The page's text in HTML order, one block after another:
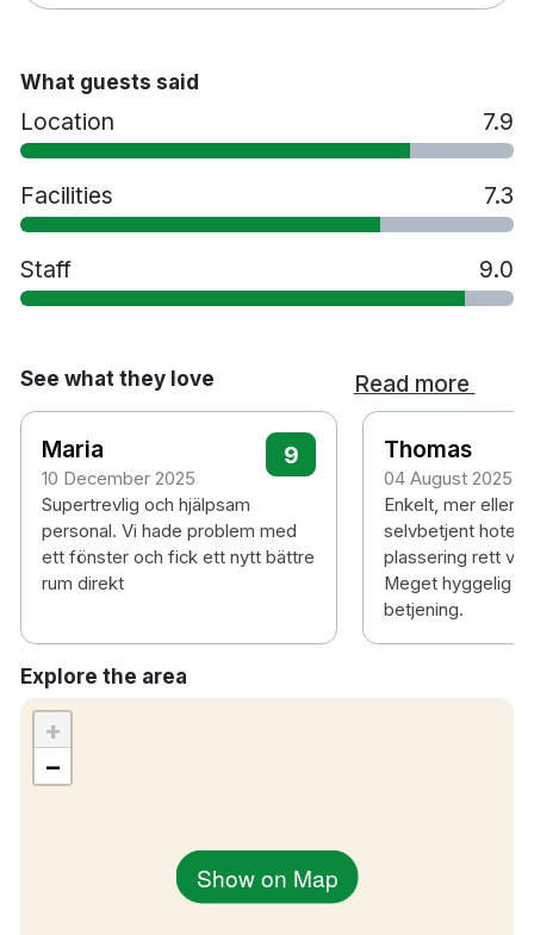
What guests said
Location 7.9
Facilities 7.3
Staff 9.0
See what they love Read more
Maria
10 December 2025
9
Supertrevlig och hjälpsam
personal. Vi hade problem med
ett fönster och fick ett nytt bättre
rum direkt
Thomas
04 August 2025
Enkelt, mer eller
selvbetjent hotell
plassering rett
Meget hyggelig
betjening.
Explore the area
Show on Map
+
−